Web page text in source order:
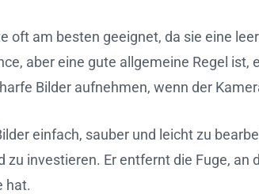
oft am besten geeignet, da sie eine
aber eine gute allgemeine Regel
Bilder aufnehmen, wenn der
einfach, sauber und leicht zu
investieren. Er entfernt die Fuge,
hat.